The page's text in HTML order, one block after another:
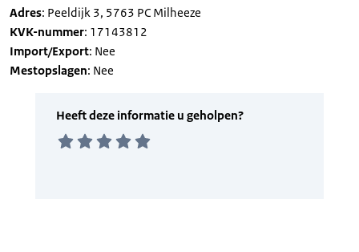
Adres: Peeldijk 3, 5763 PC Milheeze
KVK-nummer: 17143812
Import/Export: Nee
Mestopslagen: Nee